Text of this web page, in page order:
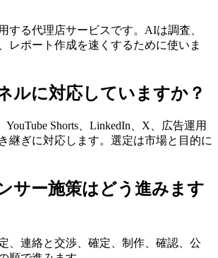
する代理店サービスです。AIは調査、
レポート作成を速くするために使いま
ルに対応していますか？
YouTube Shorts、LinkedIn、X、広告運用
継ぎに対応します。選定は市場と目的に
サー施策はどう進みます
、連絡と交渉、確定、制作、確認、公